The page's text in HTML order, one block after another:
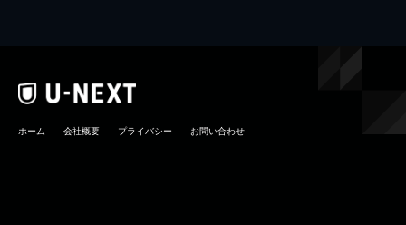
ホーム 会社概要 プライバシー お問い合わせ